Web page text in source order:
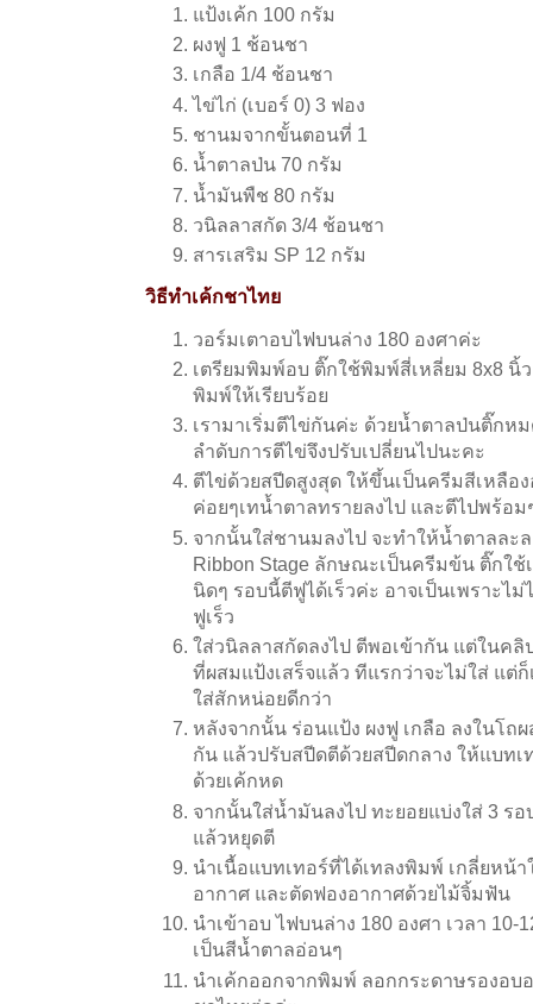
แป้งเค้ก 100 กรัม
ผงฟู 1 ช้อนชา
เกลือ 1/4 ช้อนชา
ไข่ไก่ (เบอร์ 0) 3 ฟอง
ชานมจากขั้นตอนที่ 1
น้ำตาลป่น 70 กรัม
น้ำมันพืช 80 กรัม
วนิลลาสกัด 3/4 ช้อนชา
สารเสริม SP 12 กรัม
วิธีทำเค้กชาไทย
วอร์มเตาอบไฟบนล่าง 180 องศาค่ะ
เตรียมพิมพ์อบ ติ๊กใช้พิมพ์สี่เหลี่ยม 8x8 นิ้
พิมพ์ให้เรียบร้อย
เรามาเริ่มตีไข่กันค่ะ ด้วยน้ำตาลป่นติ๊กห
ลำดับการตีไข่จึงปรับเปลี่ยนไปนะคะ
ตีไข่ด้วยสปีดสูงสุด ให้ขึ้นเป็นครีมสีเหลือ
ค่อยๆเทน้ำตาลทรายลงไป และตีไปพร้อ
จากนั้นใส่ชานมลงไป จะทำให้น้ำตาลละ
Ribbon Stage ลักษณะเป็นครีมข้น ติ๊กใ
นิดๆ รอบนี้ตีฟูได้เร็วค่ะ อาจเป็นเพราะไ
ฟูเร็ว
ใส่วนิลลาสกัดลงไป ตีพอเข้ากัน แต่ในค
ที่ผสมแป้งเสร็จแล้ว ทีแรกว่าจะไม่ใส่ แต่
ใส่สักหน่อยดีกว่า
หลังจากนั้น ร่อนแป้ง ผงฟู เกลือ ลงในโถ
กัน แล้วปรับสปีดตีด้วยสปีดกลาง ให้แบท
ด้วยเค้กหด
จากนั้นใส่น้ำมันลงไป ทะยอยแบ่งใส่ 3 ร
แล้วหยุดตี
นำเนื้อแบทเทอร์ที่ได้เทลงพิมพ์ เกลี่ยหน้
อากาศ และตัดฟองอากาศด้วยไม้จิ้มฟัน
นำเข้าอบ ไฟบนล่าง 180 องศา เวลา 10-
เป็นสีน้ำตาลอ่อนๆ
นำเค้กออกจากพิมพ์ ลอกกระดาษรองอบ